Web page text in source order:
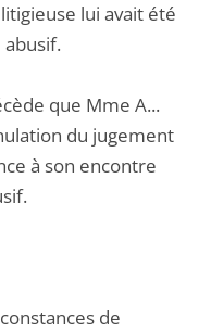
lui avait été
que Mme A...
du jugement
à son encontre
de